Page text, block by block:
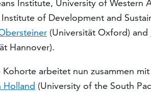
Institute, University of Western
Institute of Development and
(Universität Oxford) and
Hannover).
Kohorte arbeitet nun zusammen
Holland (University of the South